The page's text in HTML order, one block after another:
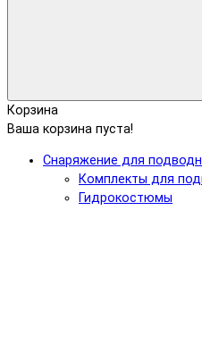
Корзина
Ваша корзина пуста!
Снаряжение для
Комплекты для
Гидрокостюмы